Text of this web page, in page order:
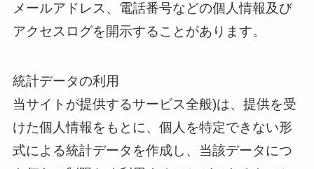
メールアドレス、電話番号などの個人情報及び
アクセスログを開示することがあります。
統計データの利用
当サイトが提供するサービス全般)は、提供を受
けた個人情報をもとに、個人を特定できない形
式による統計データを作成し、当該データにつ